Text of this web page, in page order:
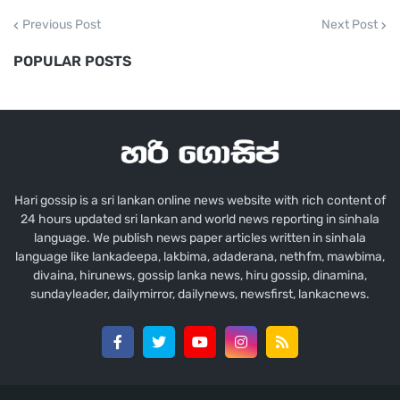
තත්ත්වයත් සමඟ මෙරට තුළ නිර්මාණය වූ අධික
විටින් විට ලැබුණු වැසි සහිත කාලගුණික තත්ත්වය
මේ අතර අද දිනයේදී ද අවාසනාවන්ත ලෙස තවත්
ඩෙංගු මරණයක් සිදුව ඇති බවට නිල තොරතුරු
වාර්තාවී ඇති අතර, ඒ සමඟින් මේ වසරේ මෙරටින්
වාර්තා වූ සමස්ත ඩෙංගු මරණ සංඛ්‍යාව විස්ස දක්වා
Previous Post Next Post
POPULAR POSTS
Hari gossip is a sri lankan online news website with rich content of
24 hours updated sri lankan and world news reporting in sinhala
language. We publish news paper articles written in sinhala
language like lankadeepa, lakbima, adaderana, nethfm, mawbima,
divaina, hirunews, gossip lanka news, hiru gossip, dinamina,
sundayleader, dailymirror, dailynews, newsfirst, lankacnews.